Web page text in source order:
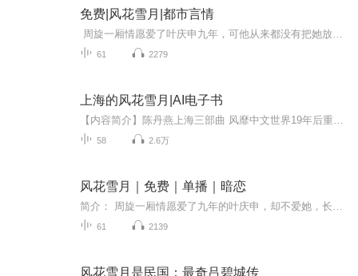
免费|风花雪月|都市言情
61 2279
上海的风花雪月|AI电子书
58 2.6万
风花雪月｜免费｜单播｜暗恋
61 2139
风花雪月是民国：最奇吕碧城传